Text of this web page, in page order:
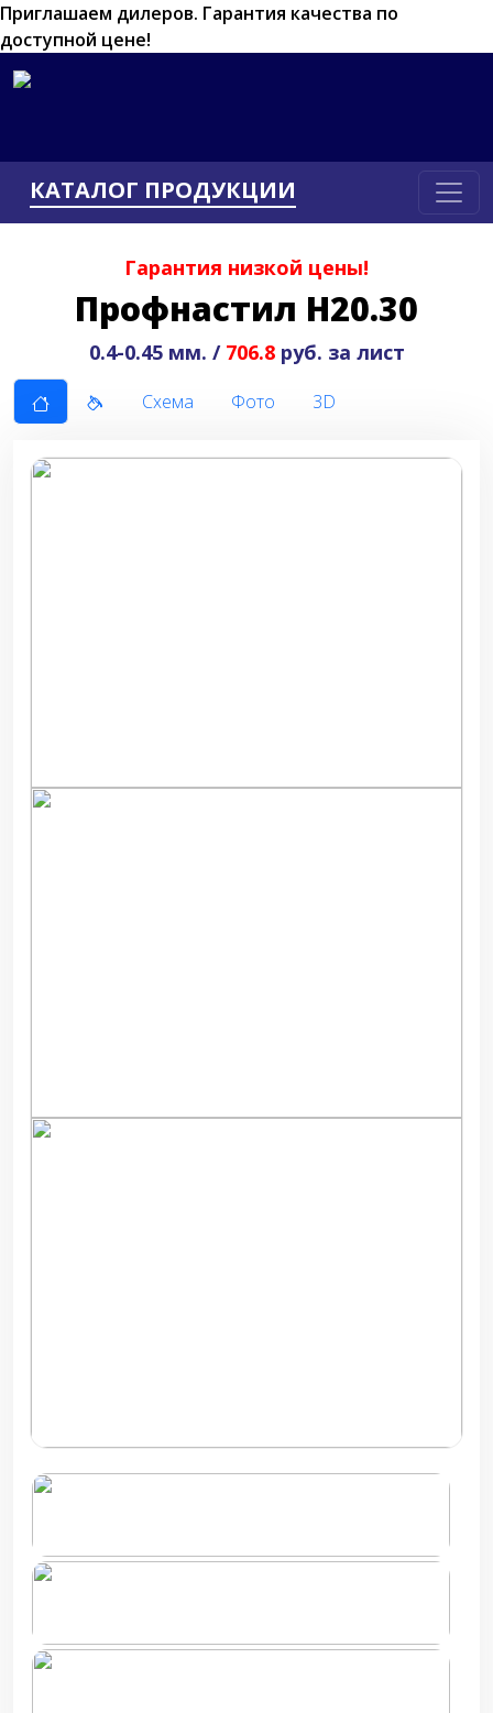
Приглашаем дилеров. Гарантия качества по
доступной цене!
КАТАЛОГ ПРОДУКЦИИ
Гарантия низкой цены!
Профнастил Н20.30
0.4-0.45 мм. / 706.8 руб. за лист
Схема Фото 3D